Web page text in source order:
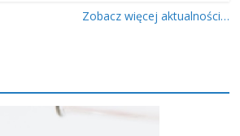
Zobacz więcej aktualności…